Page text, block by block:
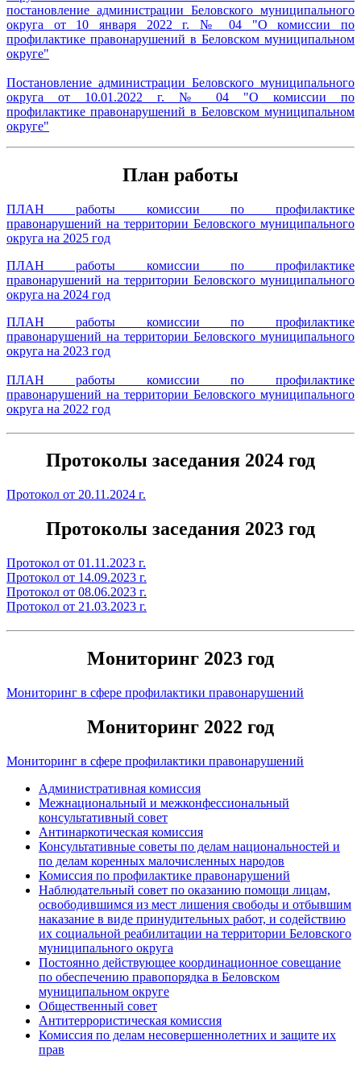
постановление администрации Беловского муниципального
округа от 10 января 2022 г. № 04 "О комиссии по
профилактике правонарушений в Беловском муниципальном
округе"
Постановление администрации Беловского муниципального
округа от 10.01.2022 г. № 04 "О комиссии по
профилактике правонарушений в Беловском муниципальном
округе"
План работы
ПЛАН работы комиссии по профилактике
правонарушений на территории Беловского муниципального
округа на 2025 год
ПЛАН работы комиссии по профилактике
правонарушений на территории Беловского муниципального
округа на 2024 год
ПЛАН работы комиссии по профилактике
правонарушений на территории Беловского муниципального
округа на 2023 год
ПЛАН работы комиссии по профилактике
правонарушений на территории Беловского муниципального
округа на 2022 год
Протоколы заседания 2024 год
Протокол от 20.11.2024 г.
Протоколы заседания 2023 год
Протокол от 01.11.2023 г.
Протокол от 14.09.2023 г.
Протокол от 08.06.2023 г.
Протокол от 21.03.2023 г.
Мониторинг 2023 год
Мониторинг в сфере профилактики правонарушений
Мониторинг 2022 год
Мониторинг в сфере профилактики правонарушений
Административная комиссия
Межнациональный и межконфессиональный
консультативный совет
Антинаркотическая комиссия
Консультативные советы по делам национальностей и
по делам коренных малочисленных народов
Комиссия по профилактике правонарушений
Наблюдательный совет по оказанию помощи лицам,
освободившимся из мест лишения свободы и отбывшим
наказание в виде принудительных работ, и содействию
их социальной реабилитации на территории Беловского
муниципального округа
Постоянно действующее координационное совещание
по обеспечению правопорядка в Беловском
муниципальном округе
Общественный совет
Антитеррористическая комиссия
Комиссия по делам несовершеннолетних и защите их
прав